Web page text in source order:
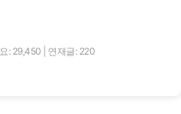
: 29,450 연재글: 220